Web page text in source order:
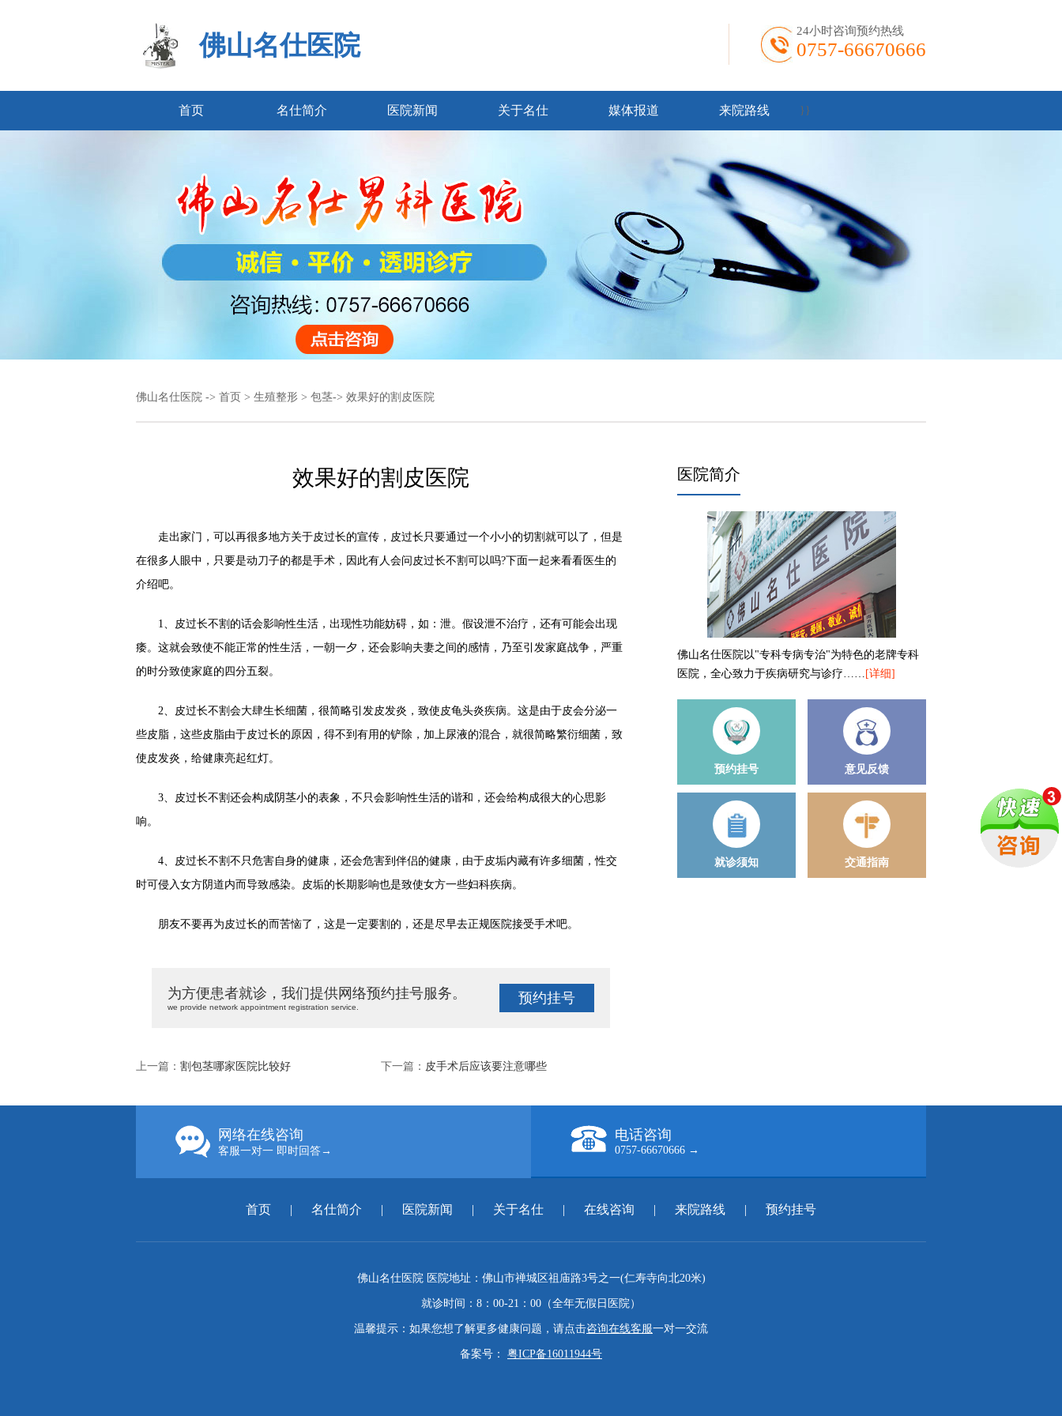
佛山名仕医院 24小时咨询预约热线
0757-66670666
首页 名仕简介 医院新闻 关于名仕 } }
媒体报道 来院路线
佛山名仕医院 -> 首页 > 生殖整形 > 包茎-> 效果好的割皮医院
效果好的割皮医院
走出家门，可以再很多地方关于皮过长的宣传，皮过长只要通过一个小小的切割就可以了，但是
在很多人眼中，只要是动刀子的都是手术，因此有人会问皮过长不割可以吗?下面一起来看看医生的
介绍吧。
1、皮过长不割的话会影响性生活，出现性功能妨碍，如：泄。假设泄不治疗，还有可能会出现
痿。这就会致使不能正常的性生活，一朝一夕，还会影响夫妻之间的感情，乃至引发家庭战争，严重
的时分致使家庭的四分五裂。
2、皮过长不割会大肆生长细菌，很简略引发皮发炎，致使皮龟头炎疾病。这是由于皮会分泌一
些皮脂，这些皮脂由于皮过长的原因，得不到有用的铲除，加上尿液的混合，就很简略繁衍细菌，致
使皮发炎，给健康亮起红灯。
3、皮过长不割还会构成阴茎小的表象，不只会影响性生活的谐和，还会给构成很大的心思影
响。
4、皮过长不割不只危害自身的健康，还会危害到伴侣的健康，由于皮垢内藏有许多细菌，性交
时可侵入女方阴道内而导致感染。皮垢的长期影响也是致使女方一些妇科疾病。
朋友不要再为皮过长的而苦恼了，这是一定要割的，还是尽早去正规医院接受手术吧。
为方便患者就诊，我们提供网络预约挂号服务。
we provide network appointment registration service.
预约挂号
上一篇： 割包茎哪家医院比较好 下一篇： 皮手术后应该要注意哪些
医院简介
佛山名仕医院以"专科专病专治"为特色的老牌专科
医院，全心致力于疾病研究与诊疗…… [详细]
预约挂号 意见反馈
就诊须知 交通指南
网络在线咨询
客服一对一 即时回答→
电话咨询
0757-66670666 →
首页 | 名仕简介 | 医院新闻 | 关于名仕 | 在线咨询 | 来院路线 | 预约挂号
佛山名仕医院 医院地址：佛山市禅城区祖庙路3号之一(仁寿寺向北20米)
就诊时间：8：00-21：00（全年无假日医院）
温馨提示：如果您想了解更多健康问题，请点击咨询在线客服一对一交流
备案号： 粤ICP备16011944号